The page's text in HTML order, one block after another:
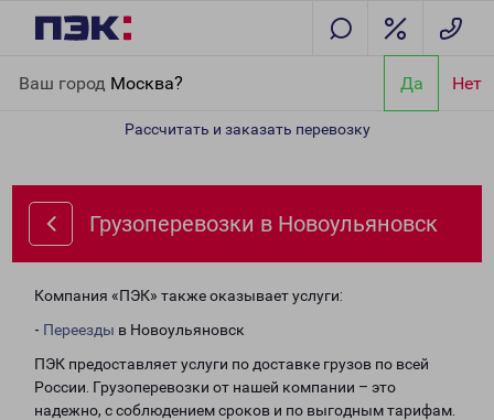
Ваш город Москва? Да Нет
Рассчитать и заказать перевозку
Грузоперевозки в Новоульяновск
Компания «ПЭК» также оказывает услуги:
- Переезды в Новоульяновск
ПЭК предоставляет услуги по доставке грузов по всей
России. Грузоперевозки от нашей компании – это
надежно, с соблюдением сроков и по выгодным тарифам.